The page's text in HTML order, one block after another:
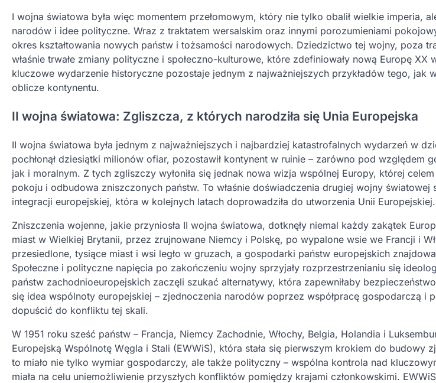
I wojna światowa była więc momentem przełomowym, który nie tylko obalił wielkie imperia,
narodów i idee polityczne. Wraz z traktatem wersalskim oraz innymi porozumieniami
okres kształtowania nowych państw i tożsamości narodowych. Dziedzictwo tej wojny, poza
właśnie trwałe zmiany polityczne i społeczno-kulturowe, które zdefiniowały nową Europę XX
kluczowe wydarzenie historyczne pozostaje jednym z najważniejszych przykładów tego, jak
oblicze kontynentu.
II wojna światowa: Zgliszcza, z których narodziła się Unia Europejska
II wojna światowa była jednym z najważniejszych i najbardziej katastrofalnych wydarzeń w
pochłonął dziesiątki milionów ofiar, pozostawił kontynent w ruinie – zarówno pod względem
jak i moralnym. Z tych zgliszczy wyłoniła się jednak nowa wizja wspólnej Europy, której celem
pokoju i odbudowa zniszczonych państw. To właśnie doświadczenia drugiej wojny światowej
integracji europejskiej, która w kolejnych latach doprowadziła do utworzenia Unii Europejskiej.
Zniszczenia wojenne, jakie przyniosła II wojna światowa, dotknęły niemal każdy zakątek
miast w Wielkiej Brytanii, przez zrujnowane Niemcy i Polskę, po wypalone wsie we Francji i
przesiedlone, tysiące miast i wsi legło w gruzach, a gospodarki państw europejskich
Społeczne i polityczne napięcia po zakończeniu wojny sprzyjały rozprzestrzenianiu się
państw zachodnioeuropejskich zaczęli szukać alternatywy, która zapewniłaby
się idea wspólnoty europejskiej – zjednoczenia narodów poprzez współpracę gospodarczą i
dopuścić do konfliktu tej skali.
W 1951 roku sześć państw – Francja, Niemcy Zachodnie, Włochy, Belgia, Holandia i
Europejską Wspólnotę Węgla i Stali (EWWiS), która stała się pierwszym krokiem do budowy
to miało nie tylko wymiar gospodarczy, ale także polityczny – wspólna kontrola nad
miała na celu uniemożliwienie przyszłych konfliktów pomiędzy krajami członkowskimi.